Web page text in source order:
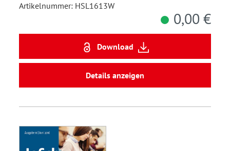
Artikelnummer: HSL1613W
0,00 €
Download
Details anzeigen